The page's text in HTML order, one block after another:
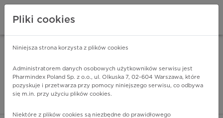
Pharmindex - lider
ZALOGUJ SIĘ
Pliki cookies
Niniejsza strona korzysta z plików cookies
Administratorem danych osobowych użytkowników serwisu jest
Pharmindex Poland Sp. z o.o., ul. Olkuska 7, 02-604 Warszawa, które
pozyskuje i przetwarza przy pomocy niniejszego serwisu, co odbywa
się m.in. przy użyciu plików cookies.
Niektóre z plików cookies są niezbędne do prawidłowego
ZA DARMO - w Google Play INSTALUJ